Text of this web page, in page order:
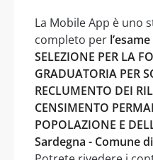
La Mobile App è uno
completo per
SELEZIONE PER LA
GRADUATORIA PER
RECLUMENTO DEI
CENSIMENTO
POPOLAZIONE E
Sardegna - Comune